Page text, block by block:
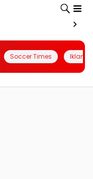
Soccer Times Iklanin